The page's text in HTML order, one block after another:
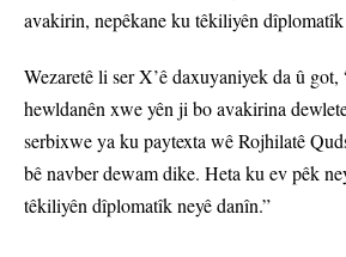
avakirin, nepêkane ku têkiliyên
Wezaretê li ser X’ê daxuyaniyek da û
hewldanên xwe yên ji bo avakirina
serbixwe ya ku paytexta wê Rojhilatê
bê navber dewam dike. Heta ku ev pêk
têkiliyên dîplomatîk neyê danîn.”